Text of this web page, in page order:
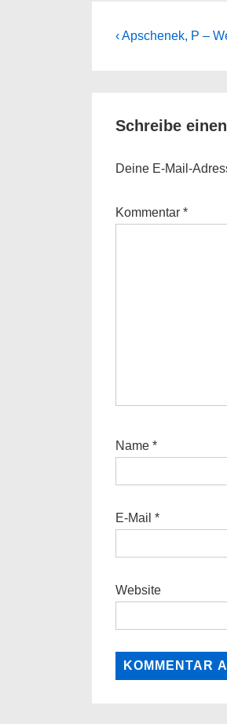
Previous
‹ Apschenek, P –
Schreibe
Deine E-Mail-
Kommentar *
Name *
E-Mail *
Website